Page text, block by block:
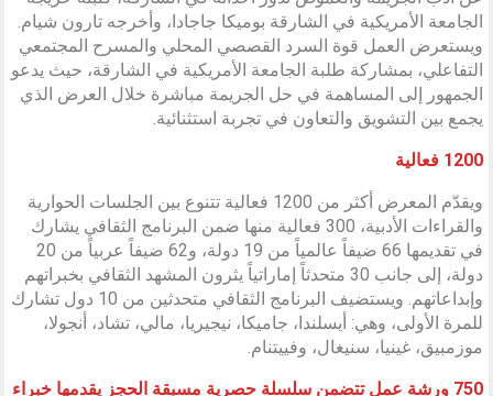
الجامعة الأمريكية في الشارقة بوميكا جاجادا، وأخرجه تارون شيام.
ويستعرض العمل قوة السرد القصصي المحلي والمسرح المجتمعي
التفاعلي، بمشاركة طلبة الجامعة الأمريكية في الشارقة، حيث يدعو
الجمهور إلى المساهمة في حل الجريمة مباشرة خلال العرض الذي
يجمع بين التشويق والتعاون في تجربة استثنائية.
1200 فعالية
ويقدّم المعرض أكثر من 1200 فعالية تتنوع بين الجلسات الحوارية
والقراءات الأدبية، 300 فعالية منها ضمن البرنامج الثقافي يشارك
في تقديمها 66 ضيفاً عالمياً من 19 دولة، و62 ضيفاً عربياً من 20
دولة، إلى جانب 30 متحدثاً إماراتياً يثرون المشهد الثقافي بخبراتهم
وإبداعاتهم. ويستضيف البرنامج الثقافي متحدثين من 10 دول تشارك
للمرة الأولى، وهي: أيسلندا، جاميكا، نيجيريا، مالي، تشاد، أنجولا،
موزمبيق، غينيا، سنيغال، وفييتنام.
750 ورشة عمل تتضمن سلسلة حصرية مسبقة الحجز يقدمها خبراء